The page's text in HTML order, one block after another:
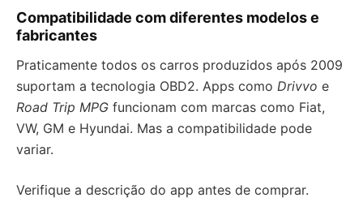
Compatibilidade com diferentes modelos e
fabricantes
Praticamente todos os carros produzidos após 2009
suportam a tecnologia OBD2. Apps como Drivvo e
Road Trip MPG funcionam com marcas como Fiat,
VW, GM e Hyundai. Mas a compatibilidade pode
variar.
Verifique a descrição do app antes de comprar.